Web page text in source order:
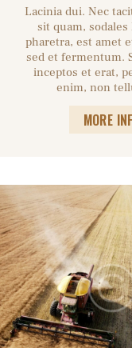
Lacinia dui. Nec
sit quam, sodales
pharetra, est amet
sed et fermentum.
inceptos et erat,
enim, non
MORE